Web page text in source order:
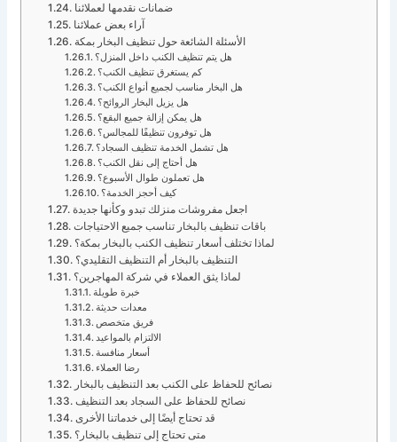
ضمانات نقدمها لعملائنا
آراء بعض عملائنا
الأسئلة الشائعة حول تنظيف البخار بمكة
هل يتم تنظيف الكنب داخل المنزل؟
كم يستغرق تنظيف الكنب؟
هل البخار مناسب لجميع أنواع الكنب؟
هل يزيل البخار الروائح؟
هل يمكن إزالة جميع البقع؟
هل توفرون تنظيفًا للمجالس؟
هل تشمل الخدمة تنظيف السجاد؟
هل أحتاج إلى نقل الكنب؟
هل تعملون طوال الأسبوع؟
كيف أحجز الخدمة؟
اجعل مفروشات منزلك تبدو وكأنها جديدة
باقات تنظيف بالبخار تناسب جميع الاحتياجات
لماذا تختلف أسعار تنظيف الكنب بالبخار بمكة؟
التنظيف بالبخار أم التنظيف التقليدي؟
لماذا يثق العملاء في شركة المهاجرين؟
خبرة طويلة
معدات حديثة
فريق متخصص
الالتزام بالمواعيد
أسعار منافسة
رضا العملاء
نصائح للحفاظ على الكنب بعد التنظيف بالبخار
نصائح للحفاظ على السجاد بعد التنظيف
قد تحتاج أيضًا إلى خدماتنا الأخرى
متى تحتاج إلى تنظيف بالبخار؟